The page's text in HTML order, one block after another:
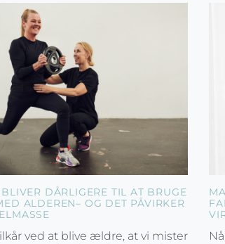
DÅRLIGERE TIL AT BRUGE
ALDEREN– OG DET PÅVIRKER
ved at blive ældre, at vi mister